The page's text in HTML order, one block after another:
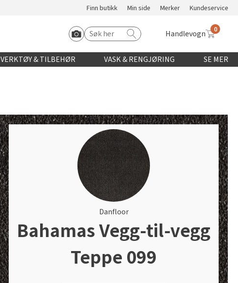
Finn butikk Min side Merker Kundeservice
Start Roomvo
Søk etter: Handlevogn 0
VERKTØY & TILBEHØR VASK & RENGJØRING SE MER
Danfloor
Bahamas Vegg-til-vegg
Teppe 099